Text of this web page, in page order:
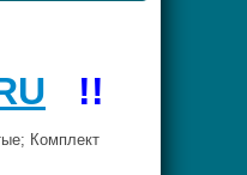
!!
Комплект